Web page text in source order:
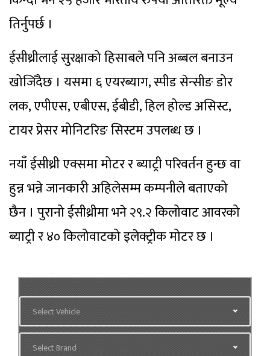
तिर्नुपर्छ ।
ईसीथ्रीलाई सुरक्षाको हिसाबले पनि अब्बल बनाउन
खोजिँदैछ । यसमा ६ एयरब्याग, स्पीड सेन्सीङ डोर
लक, एपीएस, एबीएस, ईबीडी, हिल होल्ड असिस्ट,
टायर प्रेसर मोनिटरिङ सिस्टम उपलब्ध छ ।
नयाँ ईसीथ्री एक्समा मोटर र ब्याट्री परिवर्तन हुन्छ वा
हुन्न भन्ने जानकारी अहिलेसम्म कम्पनीले बताएको
छैन । पुरानो ईसीथ्रीमा भने २९.२ किलोवाट आवरको
ब्याट्री र ४० किलोवाटको इलेक्ट्रीक मोटर छ ।
Select Vehicle
Select Brand